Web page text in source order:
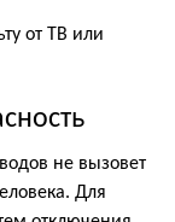
от ТВ или
не вызовет
Для